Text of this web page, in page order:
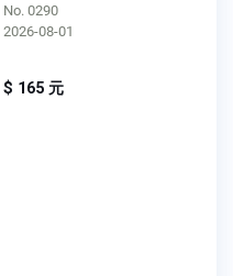
No. 0290
2026-08-01
$ 165 元